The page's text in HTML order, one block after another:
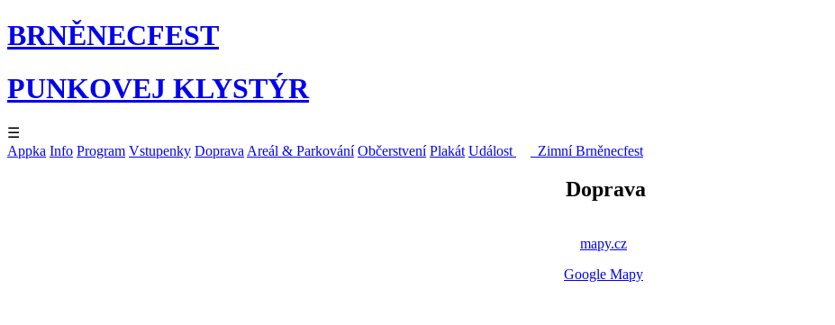
BRNĚNECFEST
PUNKOVEJ KLYSTÝR
☰
Appka Info Program Vstupenky Doprava Areál & Parkování Občerstvení Plakát Událost Zimní Brněnecfest
Doprava
mapy.cz
Google Mapy